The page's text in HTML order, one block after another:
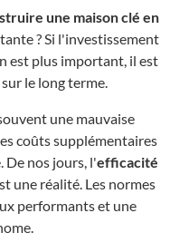
une maison clé en
? Si l'investissement
est plus important, il est
le long terme.
une mauvaise
coûts supplémentaires
De nos jours, l'efficacité
une réalité. Les normes
performants et une